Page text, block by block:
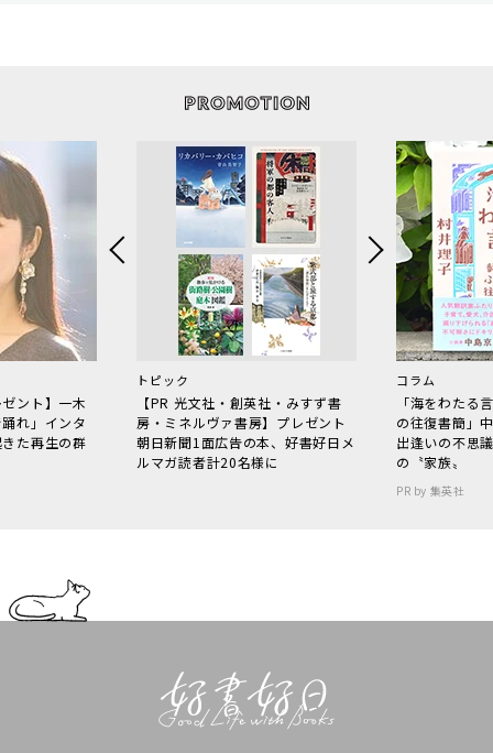
ント】一木
れ」インタ
た再生の群
トピック
【PR 光文社・創英社・みすず書
房・ミネルヴァ書房】プレゼント
朝日新聞1面広告の本、好書好日メ
ルマガ読者計20名様に
コラム
「海をわた
の往復書簡」
出逢いの不思
の〝家族〟
PR by 集英社